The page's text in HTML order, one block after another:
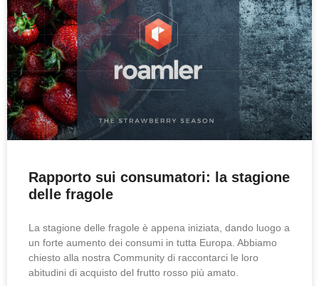
Rapporto sui consumatori: la stagione
delle fragole
La stagione delle fragole è appena iniziata, dando luogo a
un forte aumento dei consumi in tutta Europa. Abbiamo
chiesto alla nostra Community di raccontarci le loro
abitudini di acquisto del frutto rosso più amato.